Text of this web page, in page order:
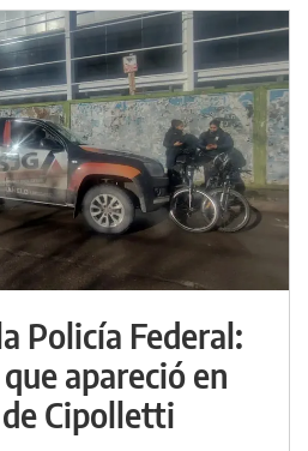
Policía Federal:
apareció en
Cipolletti